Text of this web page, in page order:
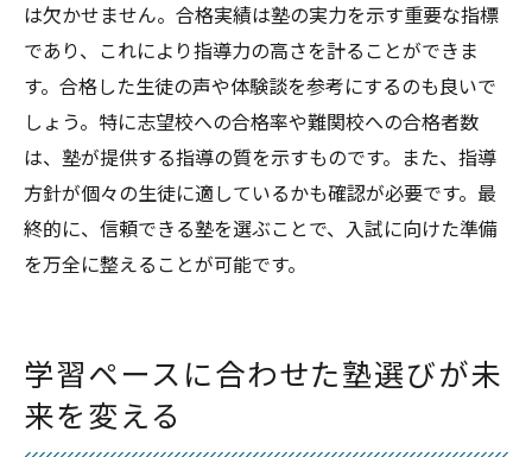
は欠かせません。合格実績は塾の実力を示す重要な指標
であり、これにより指導力の高さを計ることができま
す。合格した生徒の声や体験談を参考にするのも良いで
しょう。特に志望校への合格率や難関校への合格者数
は、塾が提供する指導の質を示すものです。また、指導
方針が個々の生徒に適しているかも確認が必要です。最
終的に、信頼できる塾を選ぶことで、入試に向けた準備
を万全に整えることが可能です。
学習ペースに合わせた塾選びが未
来を変える